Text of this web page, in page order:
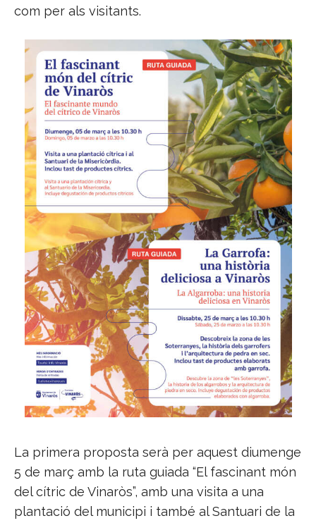
com per als visitants.
La primera proposta serà per aquest diumenge
5 de març amb la ruta guiada “El fascinant món
del cítric de Vinaròs”, amb una visita a una
plantació del municipi i també al Santuari de la